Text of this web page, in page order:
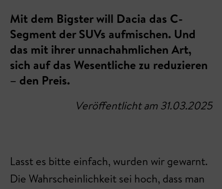
Mit dem Bigster will Dacia das C-
Segment der SUVs aufmischen. Und
das mit ihrer unnachahmlichen Art,
sich auf das Wesentliche zu reduzieren
– den Preis.
Veröffentlicht am 31.03.2025
Lasst es bitte einfach, wurden wir gewarnt.
Die Wahrscheinlichkeit sei hoch, dass man